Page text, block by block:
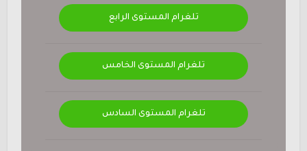
تلغرام المستوى الرابع
تلغرام المستوى الخامس
تلغرام المستوى السادس